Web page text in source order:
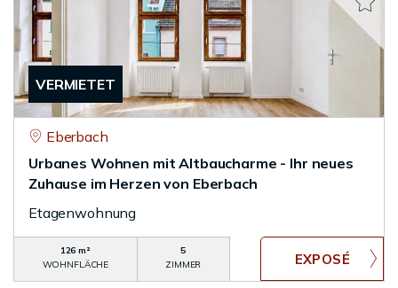
VERMIETET
Eberbach
Urbanes Wohnen mit Altbaucharme - Ihr neues
Zuhause im Herzen von Eberbach
Etagenwohnung
126 m²
WOHNFLÄCHE
5
ZIMMER